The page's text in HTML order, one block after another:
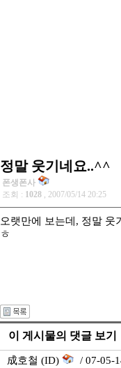
정말 웃기네요..^^
폰생폰사
조회 : 1028 , 2007/05/14 20:25
오랫만에 보는데, 정말 웃
ㅎ
이 게시물의 댓글 보기
成호철 (ID)
/ 07-05-